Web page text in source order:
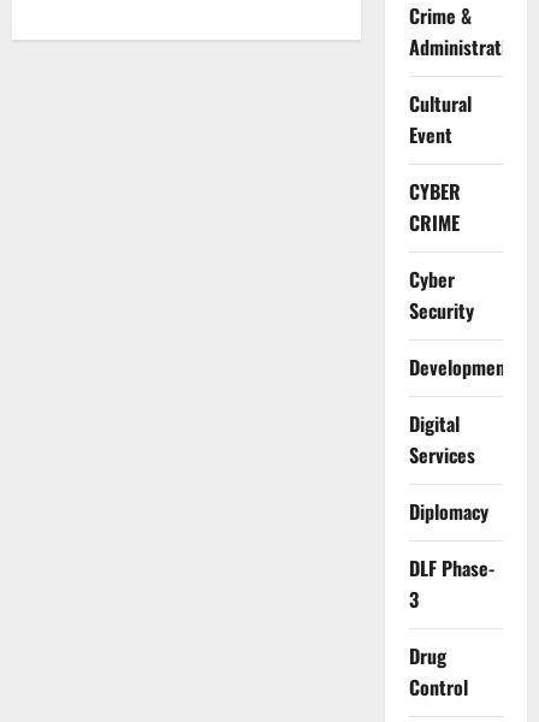
Crime &
Administration
Cultural
Event
CYBER
CRIME
Cyber
Security
Development
Digital
Services
Diplomacy
DLF Phase-
3
Drug
Control